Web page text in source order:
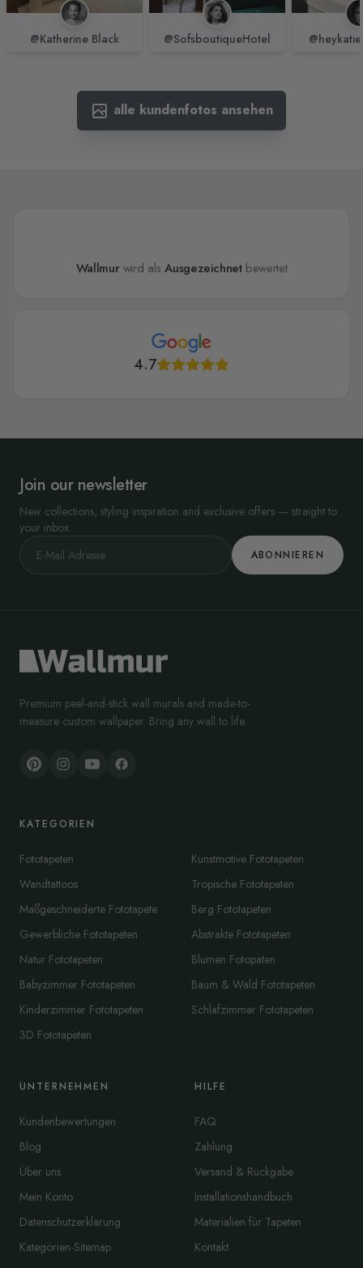
@Katherine Black @SofsboutiqueHotel
alle kundenfotos ansehen
Wallmur wird alsAusgezeichnetbewertet
4.7
Join our newsletter
New collections, styling inspiration and exclusive offers — straight to
your inbox.
ABONNIEREN
Premium peel-and-stick wall murals and made-to-
measure custom wallpaper. Bring any wall to life.
KATEGORIEN
Fototapeten
Wandtattoos
Maßgeschneiderte Fototapete
Gewerbliche Fototapeten
Natur Fototapeten
Babyzimmer Fototapeten
Kinderzimmer Fototapeten
3D Fototapeten
Kunstmotive Fototapeten
Tropische Fototapeten
Berg Fototapeten
Abstrakte Fototapeten
Blumen Fotopaten
Baum & Wald Fototapeten
Schlafzimmer Fototapeten
UNTERNEHMEN
Kundenbewertungen
Blog
Über uns
Mein Konto
Datenschutzerklärung
Kategorien-Sitemap
HILFE
FAQ
Zahlung
Versand & Rückgabe
Installationshandbuch
Materialien für Tapeten
Kontakt